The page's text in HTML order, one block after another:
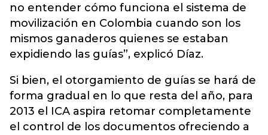
no entender cómo funciona el sistema de
movilización en Colombia cuando son los
mismos ganaderos quienes se estaban
expidiendo las guías”, explicó Díaz.
Si bien, el otorgamiento de guías se hará de
forma gradual en lo que resta del año, para
2013 el ICA aspira retomar completamente
el control de los documentos ofreciendo a